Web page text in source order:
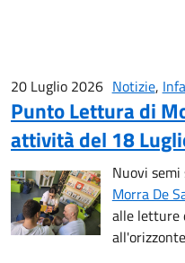
20 Luglio 2026 Notizie,
Punto Lettura di
attività del 18
Nuovi
Morra De
alle letture